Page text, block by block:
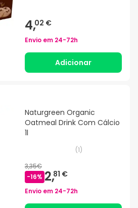
4,02 €
Envio em 24-72h
Adicionar
Naturgreen Organic
Oatmeal Drink Com Cálcio
1l
(1)
3,35€
-16% 2,81 €
Envio em 24-72h